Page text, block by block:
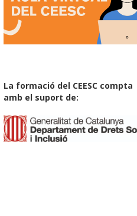
La formació del CEESC compta
amb el suport de: